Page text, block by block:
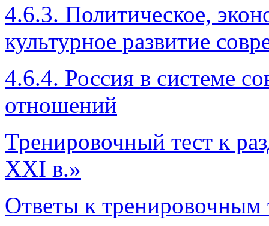
4.6.3. Политическое,
культурное развитие
4.6.4. Россия в системе
отношений
Тренировочный тест к
XXI в.»
Ответы к тренировочным